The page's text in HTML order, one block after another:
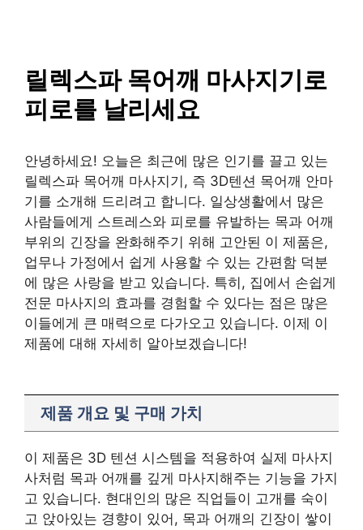
릴렉스파 목어깨 마사지기로
피로를 날리세요
안녕하세요! 오늘은 최근에 많은 인기를 끌고 있는
릴렉스파 목어깨 마사지기, 즉 3D텐션 목어깨 안마
기를 소개해 드리려고 합니다. 일상생활에서 많은
사람들에게 스트레스와 피로를 유발하는 목과 어깨
부위의 긴장을 완화해주기 위해 고안된 이 제품은,
업무나 가정에서 쉽게 사용할 수 있는 간편함 덕분
에 많은 사랑을 받고 있습니다. 특히, 집에서 손쉽게
전문 마사지의 효과를 경험할 수 있다는 점은 많은
이들에게 큰 매력으로 다가오고 있습니다. 이제 이
제품에 대해 자세히 알아보겠습니다!
제품 개요 및 구매 가치
이 제품은 3D 텐션 시스템을 적용하여 실제 마사지
사처럼 목과 어깨를 깊게 마사지해주는 기능을 가지
고 있습니다. 현대인의 많은 직업들이 고개를 숙이
고 앉아있는 경향이 있어, 목과 어깨의 긴장이 쌓이